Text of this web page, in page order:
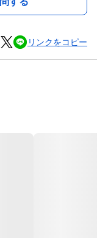
リンクをコピー